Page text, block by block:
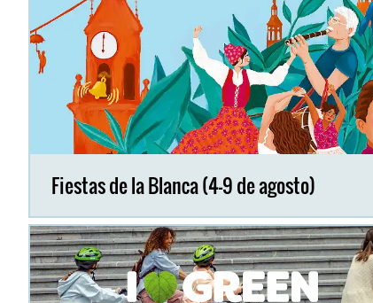
Fiestas de la Blanca (4-9 de agosto)